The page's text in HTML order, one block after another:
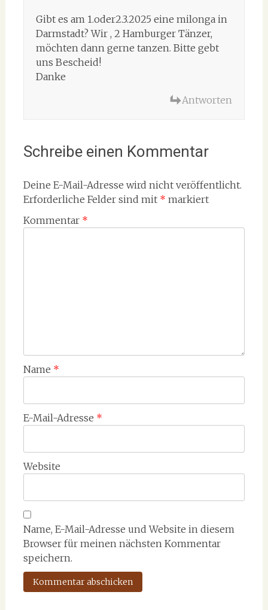
Gibt es am 1.oder2.3.2025 eine milonga in
Darmstadt? Wir , 2 Hamburger Tänzer,
möchten dann gerne tanzen. Bitte gebt
uns Bescheid!
Danke
Antworten
Schreibe einen Kommentar
Deine E-Mail-Adresse wird nicht veröffentlicht.
Erforderliche Felder sind mit * markiert
Kommentar *
Name *
E-Mail-Adresse *
Website
Name, E-Mail-Adresse und Website in diesem
Browser für meinen nächsten Kommentar
speichern.